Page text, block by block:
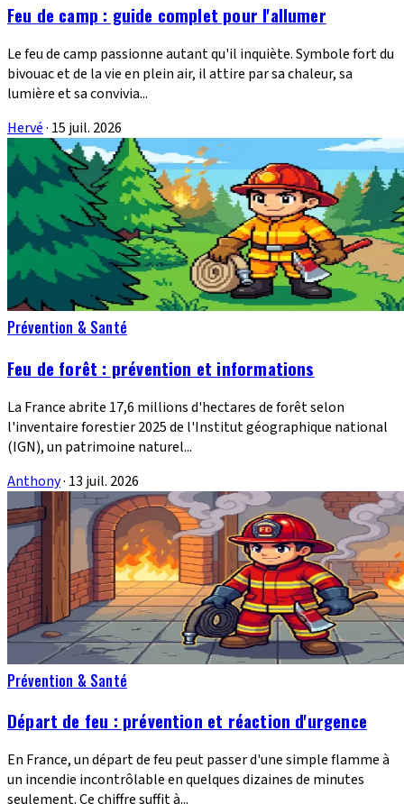
Feu de camp : guide complet pour l'allumer
Le feu de camp passionne autant qu'il inquiète. Symbole fort du
bivouac et de la vie en plein air, il attire par sa chaleur, sa
lumière et sa convivia...
Hervé· 15 juil. 2026
Prévention & Santé
Feu de forêt : prévention et informations
La France abrite 17,6 millions d'hectares de forêt selon
l'inventaire forestier 2025 de l'Institut géographique national
(IGN), un patrimoine naturel...
Anthony· 13 juil. 2026
Prévention & Santé
Départ de feu : prévention et réaction d'urgence
En France, un départ de feu peut passer d'une simple flamme à
un incendie incontrôlable en quelques dizaines de minutes
seulement. Ce chiffre suffit à...